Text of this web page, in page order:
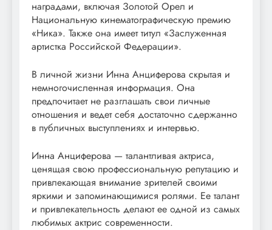
наградами, включая Золотой Орел и
Национальную кинематографическую премию
«Ника». Также она имеет титул «Заслуженная
артистка Российской Федерации».
В личной жизни Инна Анциферова скрытая и
немногочисленная информация. Она
предпочитает не разглашать свои личные
отношения и ведет себя достаточно сдержанно
в публичных выступлениях и интервью.
Инна Анциферова — талантливая актриса,
ценящая свою профессиональную репутацию и
привлекающая внимание зрителей своими
яркими и запоминающимися ролями. Ее талант
и привлекательность делают ее одной из самых
любимых актрис современности.